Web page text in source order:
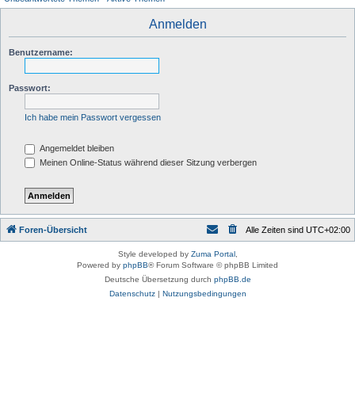
Anmelden
Benutzername:
Passwort:
Ich habe mein Passwort vergessen
Angemeldet bleiben
Meinen Online-Status während dieser Sitzung verbergen
Foren-Übersicht Alle Zeiten sind UTC+02:00
Style developed by Zuma Portal,
Powered by phpBB® Forum Software © phpBB Limited
Deutsche Übersetzung durch phpBB.de
Datenschutz| Nutzungsbedingungen